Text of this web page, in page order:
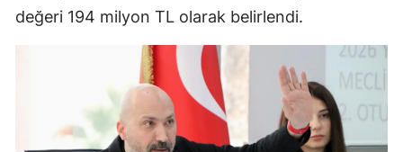
değeri 194 milyon TL olarak belirlendi.